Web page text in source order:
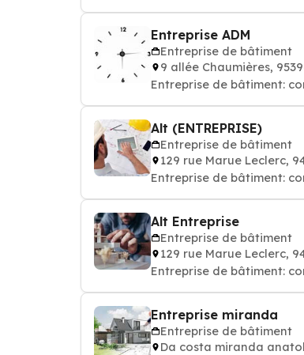
Entreprise ADM
Entreprise de bâtiment
9 allée Chaumières,
Entreprise de bâtiment:
Alt (ENTREPRISE)
Entreprise de bâtiment
129 rue Marue Leclerc,
Entreprise de bâtiment:
Alt Entreprise
Entreprise de bâtiment
129 rue Marue Leclerc,
Entreprise de bâtiment:
Entreprise miranda
Entreprise de bâtiment
Da costa miranda